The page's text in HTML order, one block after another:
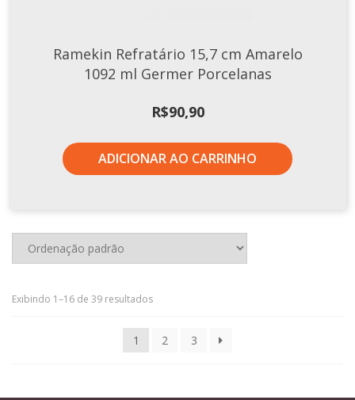
Ramekin Refratário 15,7 cm Amarelo
1092 ml Germer Porcelanas
R$90,90
ADICIONAR AO CARRINHO
Exibindo 1–16 de 39 resultados
1 2 3